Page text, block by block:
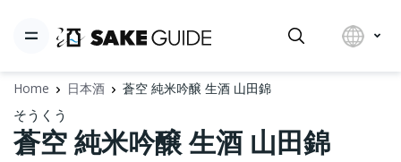
Home 日本酒 蒼空 純米吟醸 生酒 山田錦
そうくう
蒼空 純米吟醸 生酒 山田錦